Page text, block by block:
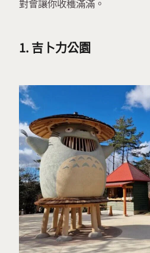
對會讓你收穫滿滿。
1. 吉卜力公園